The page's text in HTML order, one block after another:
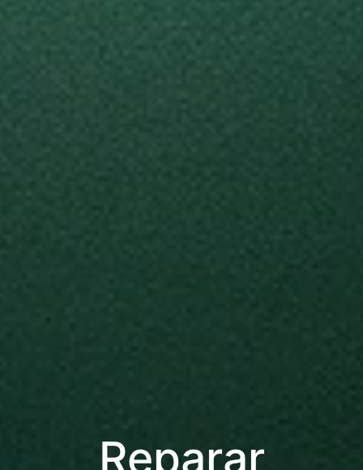
Reparar